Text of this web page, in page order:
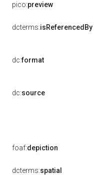
pico:preview
dcterms:isReferencedBy
dc:format
dc:source
foaf:depiction
dcterms:spatial